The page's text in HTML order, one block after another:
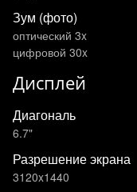
Зум (фото)
оптический 3x
цифровой 30x
Дисплей
Диагональ
6.7"
Разрешение экрана
3120x1440